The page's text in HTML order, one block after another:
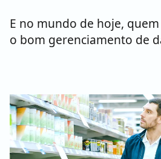
E no mundo de hoje,
o bom gerenciamento de